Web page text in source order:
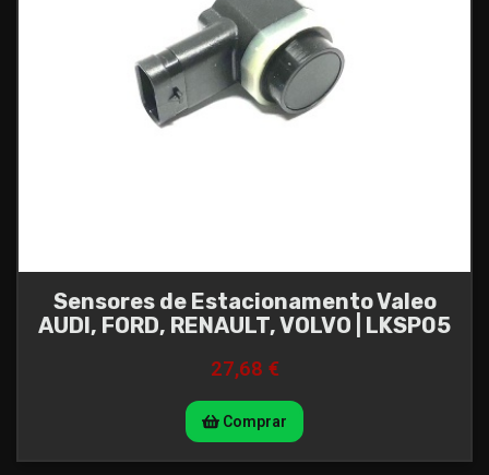
Sensores de Estacionamento Valeo
AUDI, FORD, RENAULT, VOLVO | LKSP05
27,68 €
Comprar